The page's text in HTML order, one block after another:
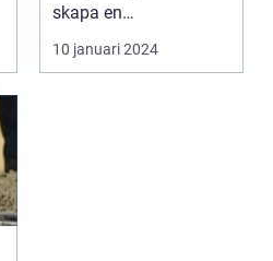
skapa en
välkomnande och
bekväm mil...
10 januari 2024